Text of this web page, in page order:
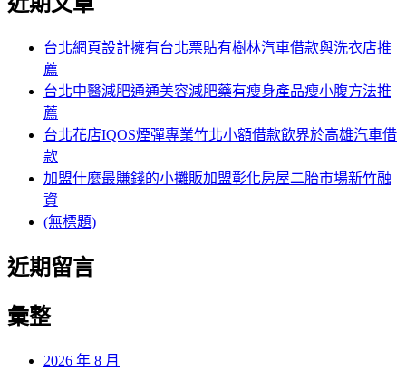
台北網頁設計擁有台北票貼有樹林汽車借款與洗衣店推
薦
台北中醫減肥通通美容減肥藥有瘦身產品瘦小腹方法推
薦
台北花店IQOS煙彈專業竹北小額借款飲界於高雄汽車借
款
加盟什麼最賺錢的小攤販加盟彰化房屋二胎市場新竹融
資
(無標題)
近期留言
彙整
2026 年 8 月